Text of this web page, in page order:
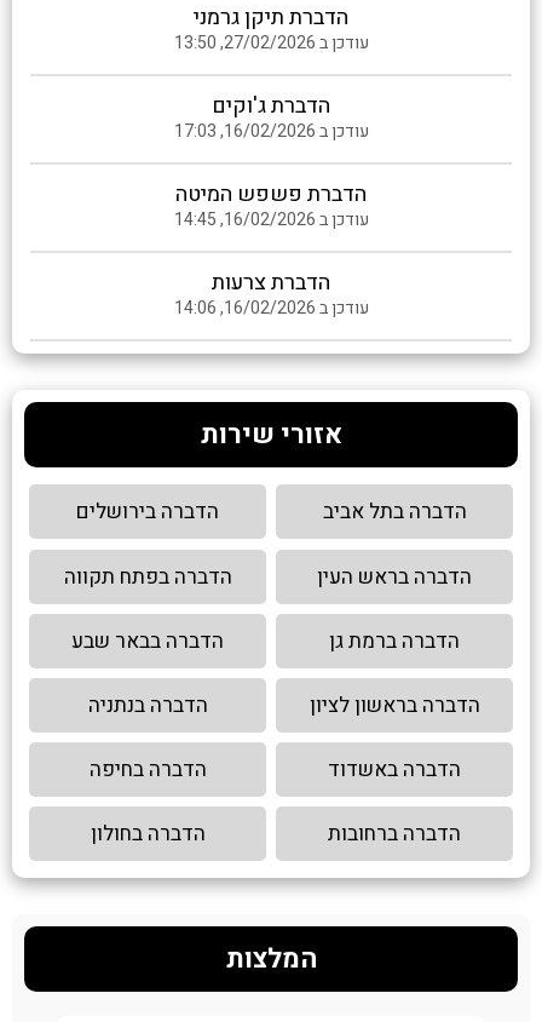
הדברת תיקן גרמני
עודכן ב 27/02/2026, 13:50
הדברת ג'וקים
עודכן ב 16/02/2026, 17:03
הדברת פשפש המיטה
עודכן ב 16/02/2026, 14:45
הדברת צרעות
עודכן ב 16/02/2026, 14:06
אזורי שירות
הדברה בתל אביב הדברה בירושלים
הדברה בראש העין הדברה בפתח תקווה
הדברה ברמת גן הדברה בבאר שבע
הדברה בראשון לציון הדברה בנתניה
הדברה באשדוד הדברה בחיפה
הדברה ברחובות הדברה בחולון
המלצות